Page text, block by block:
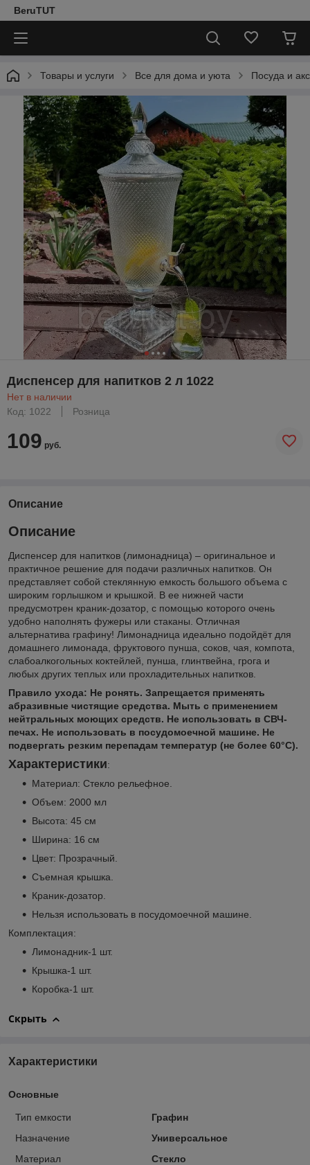
BeruTUT
Товары и услуги Все для дома и уюта Посуда и
Диспенсер для напитков 2 л 1022
Нет в наличии
Код: 1022
Розница
109 руб.
Описание
Описание
Диспенсер для напитков (лимонадница) – оригинальное и
практичное решение для подачи различных напитков. Он
представляет собой стеклянную емкость большого объема с
широким горлышком и крышкой. В ее нижней части
предусмотрен краник-дозатор, с помощью которого очень
удобно наполнять фужеры или стаканы. Отличная
альтернатива графину! Лимонадница идеально подойдёт для
домашнего лимонада, фруктового пунша, соков, чая, компота,
слабоалкогольных коктейлей, пунша, глинтвейна, грога и
любых других теплых или прохладительных напитков.
Правило ухода: Не ронять. Запрещается применять
абразивные чистящие средства. Мыть с применением
нейтральных моющих средств. Не использовать в СВЧ-
печах. Не использовать в посудомоечной машине. Не
подвергать резким перепадам температур (не более 60°C).
Характеристики:
Материал: Стекло рельефное.
Объем: 2000 мл
Высота: 45 см
Ширина: 16 см
Цвет: Прозрачный.
Съемная крышка.
Краник-дозатор.
Нельзя использовать в посудомоечной машине.
Комплектация:
Лимонадник-1 шт.
Крышка-1 шт.
Коробка-1 шт.
Скрыть
Характеристики
Основные
Тип емкости
Графин
Назначение
Универсальное
Материал
Стекло